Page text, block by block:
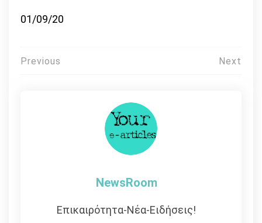
01/09/20
Πλοήγηση
Previous Next
NewsRoom
Επικαιρότητα-Νέα-Ειδήσεις!